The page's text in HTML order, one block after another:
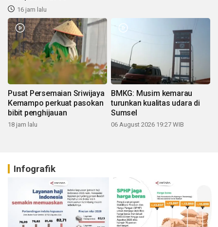
16 jam lalu
Pusat Persemaian Sriwijaya
Kemampo perkuat pasokan
bibit penghijauan
18 jam lalu
BMKG: Musim kemarau
turunkan kualitas udara di
Sumsel
06 August 2026 19:27 WIB
Infografik